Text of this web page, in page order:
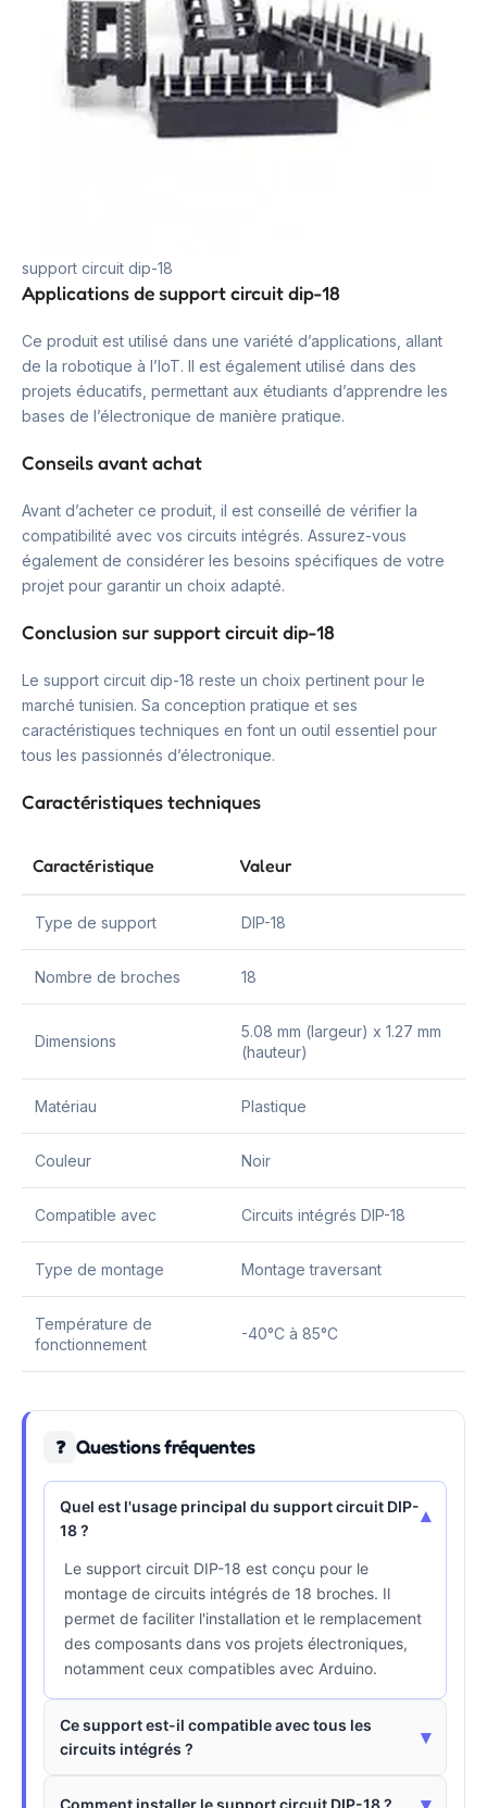
support circuit dip-18
Applications de support circuit dip-18
Ce produit est utilisé dans une variété d’applications, allant
de la robotique à l’IoT. Il est également utilisé dans des
projets éducatifs, permettant aux étudiants d’apprendre les
bases de l’électronique de manière pratique.
Conseils avant achat
Avant d’acheter ce produit, il est conseillé de vérifier la
compatibilité avec vos circuits intégrés. Assurez-vous
également de considérer les besoins spécifiques de votre
projet pour garantir un choix adapté.
Conclusion sur support circuit dip-18
Le support circuit dip-18 reste un choix pertinent pour le
marché tunisien. Sa conception pratique et ses
caractéristiques techniques en font un outil essentiel pour
tous les passionnés d’électronique.
Caractéristiques techniques
Caractéristique Valeur
Type de support DIP-18
Nombre de broches 18
Dimensions
5.08 mm (largeur) x 1.27 mm
(hauteur)
Matériau Plastique
Couleur Noir
Compatible avec Circuits intégrés DIP-18
Type de montage Montage traversant
Température de
fonctionnement
-40°C à 85°C
❓ Questions fréquentes
Quel est l'usage principal du support circuit DIP-
18 ?
▾
Le support circuit DIP-18 est conçu pour le
montage de circuits intégrés de 18 broches. Il
permet de faciliter l'installation et le remplacement
des composants dans vos projets électroniques,
notamment ceux compatibles avec Arduino.
Ce support est-il compatible avec tous les
circuits intégrés ?
▾
Comment installer le support circuit DIP-18 ?